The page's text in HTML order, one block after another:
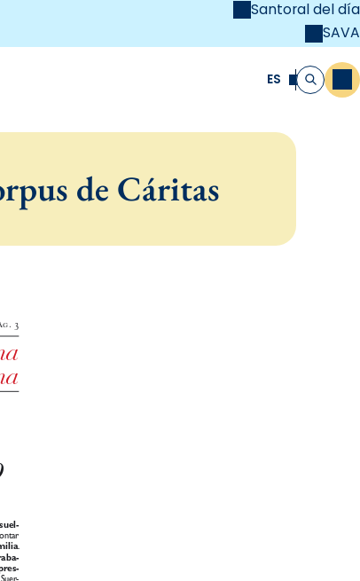
Santoral del día
SAVA
ES Buscar
de Cáritas